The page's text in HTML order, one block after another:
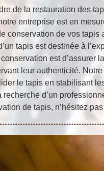
de la restauration des
entreprise est en
conservation de vos tapis
tapis est destinée à
conservation est d’assurer
leur authenticité.
le tapis en stabilisant
recherche d’un
de tapis, n’hésitez